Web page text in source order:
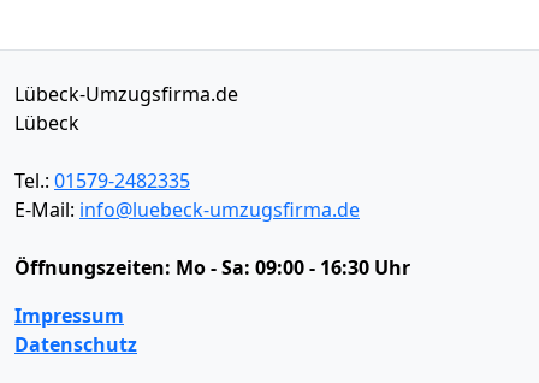
Lübeck-Umzugsfirma.de
Lübeck
Tel.: 01579-2482335
E-Mail: info@luebeck-umzugsfirma.de
Öffnungszeiten: Mo - Sa: 09:00 - 16:30 Uhr
Impressum
Datenschutz